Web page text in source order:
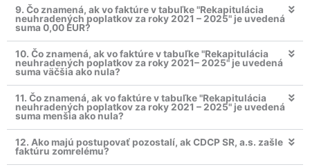
9. Čo znamená, ak vo faktúre v tabuľke "Rekapitulácia
neuhradených poplatkov za roky 2021 – 2025" je uvedená
suma 0,00 EUR?
10. Čo znamená, ak vo faktúre v tabuľke "Rekapitulácia
neuhradených poplatkov za roky 2021– 2025" je uvedená
suma väčšia ako nula?
11. Čo znamená, ak vo faktúre v tabuľke "Rekapitulácia
neuhradených poplatkov za roky 2021 – 2025" je uvedená
suma menšia ako nula?
12. Ako majú postupovať pozostalí, ak CDCP SR, a.s. zašle
faktúru zomrelému?